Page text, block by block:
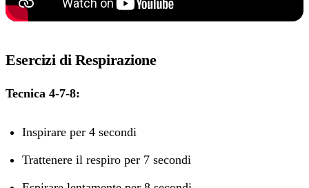
Esercizi di Respirazione
Tecnica 4-7-8:
Inspirare per 4 secondi
Trattenere il respiro per 7 secondi